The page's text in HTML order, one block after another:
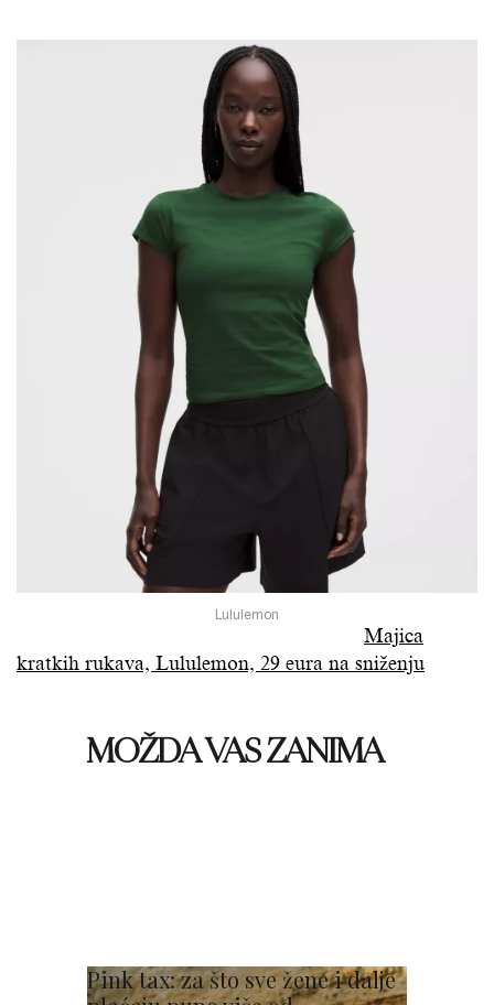
Lululemon
Majica
kratkih rukava, Lululemon, 29 eura na sniženju
MOŽDA VAS ZANIMA
Pink tax: za što sve žene i dalje